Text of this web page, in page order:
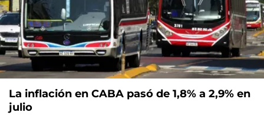
La inflación en CABA pasó de 1,8% a 2,9% en
julio